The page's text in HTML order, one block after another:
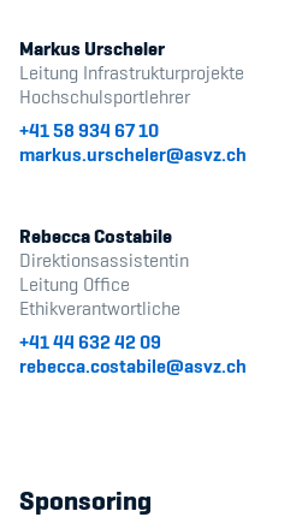
Markus Urscheler
Leitung Infrastrukturprojekte
Hochschulsportlehrer
+41 58 934 67 10
markus.urscheler@asvz.ch
Rebecca Costabile
Direktionsassistentin
Leitung Office
Ethikverantwortliche
+41 44 632 42 09
rebecca.costabile@asvz.ch
Sponsoring